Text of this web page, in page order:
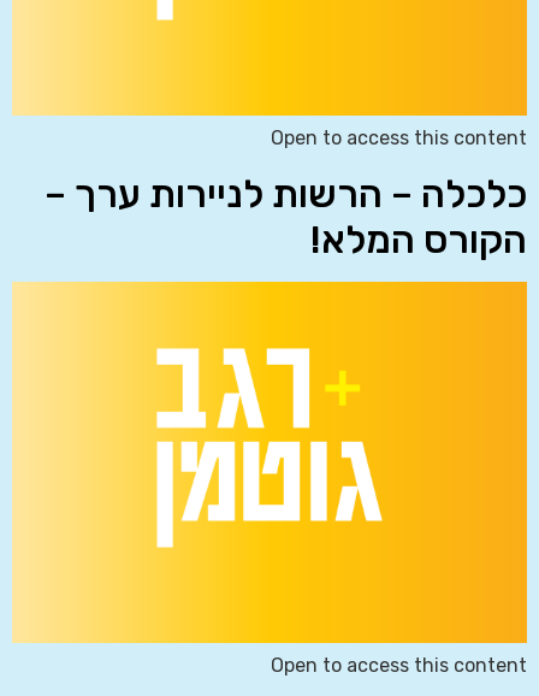
Open to access this content
כלכלה – הרשות לניירות ערך –
הקורס המלא!
Open to access this content